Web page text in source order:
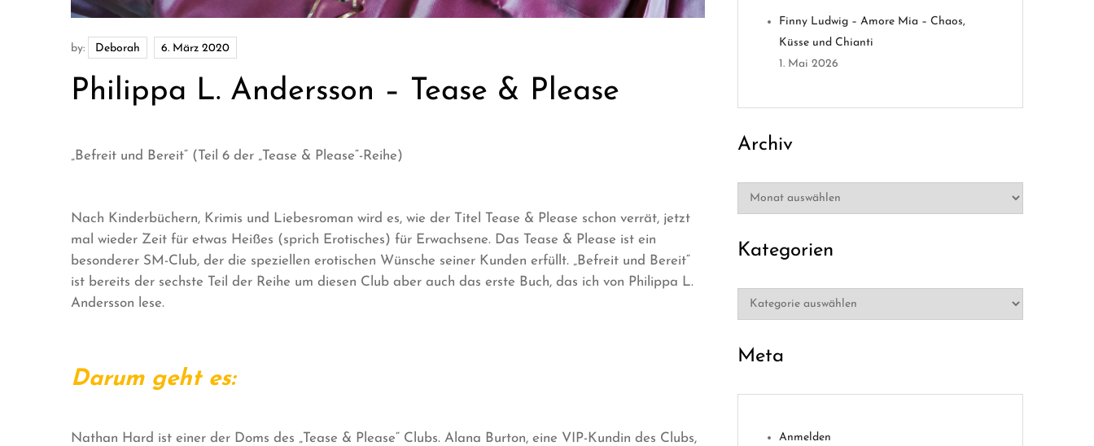
by: Deborah
Philippa L. Andersson – Tease & Please
„Befreit und Bereit“ (Teil 6 der „Tease & Please“-Reihe)
Nach Kinderbüchern, Krimis und Liebesroman wird es, wie der Titel Tease & Please schon verrät, jetzt
mal wieder Zeit für etwas Heißes (sprich Erotisches) für Erwachsene. Das Tease & Please ist ein
besonderer SM-Club, der die speziellen erotischen Wünsche seiner Kunden erfüllt. „Befreit und Bereit“
ist bereits der sechste Teil der Reihe um diesen Club aber auch das erste Buch, das ich von Philippa L.
Andersson lese.
Darum geht es:
Nathan Hard ist einer der Doms des „Tease & Please“ Clubs. Alana Burton, eine VIP-Kundin des Clubs,
Finny Ludwig – Amore Mia – Chaos,
Küsse und Chianti
1. Mai 2026
Archiv
Archiv
Kategorien
Kategorien
Meta
Anmelden